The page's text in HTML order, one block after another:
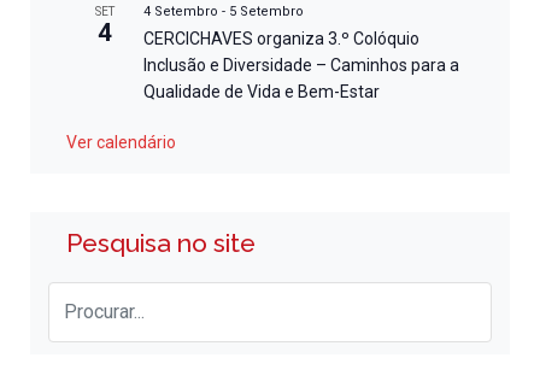
SET
4
4 Setembro - 5 Setembro
CERCICHAVES organiza 3.º Colóquio
Inclusão e Diversidade – Caminhos para a
Qualidade de Vida e Bem-Estar
Ver calendário
Pesquisa no site